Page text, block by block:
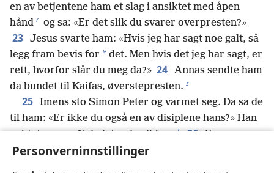
Personverninnstillinger
en av betjentene ham et slag i ansiktet med åpen
hånd r og sa: «Er det slik du svarer overpresten?»
23 Jesus svarte ham: «Hvis jeg har sagt noe galt, så
legg fram bevis for * det. Men hvis det jeg har sagt, er
rett, hvorfor slår du meg da?» 24 Annas sendte ham
da bundet til Kaifas, øverstepresten. s
25 Imens sto Simon Peter og varmet seg. Da sa de
til ham: «Er ikke du også en av disiplene hans?» Han
nektet og sa: «Nei, det er jeg ikke.» t 26 En av
øversteprestens slaver, en slektning av ham som